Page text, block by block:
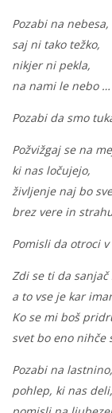
Pozabi na nebesa,
saj ni tako težko,
nikjer ni pekla,
na nami le nebo …
Pozabi da smo
Požvižgaj se na
ki nas ločujejo,
življenje naj bo
brez vere in
Pomisli da otroci
Zdi se ti da sanjač
a to vse je kar
Ko se mi boš
svet bo eno nihče
Pozabi na lastnino,
pohlep, ki nas deli,